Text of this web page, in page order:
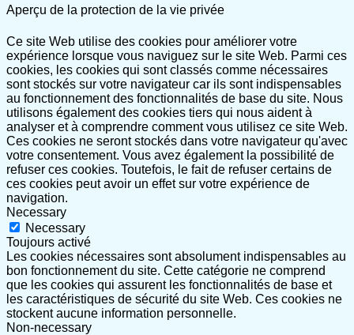
Aperçu de la protection de la vie privée
Ce site Web utilise des cookies pour améliorer votre
expérience lorsque vous naviguez sur le site Web. Parmi ces
cookies, les cookies qui sont classés comme nécessaires
sont stockés sur votre navigateur car ils sont indispensables
au fonctionnement des fonctionnalités de base du site. Nous
utilisons également des cookies tiers qui nous aident à
analyser et à comprendre comment vous utilisez ce site Web.
Ces cookies ne seront stockés dans votre navigateur qu'avec
votre consentement. Vous avez également la possibilité de
refuser ces cookies. Toutefois, le fait de refuser certains de
ces cookies peut avoir un effet sur votre expérience de
navigation.
Necessary
Necessary
Toujours activé
Les cookies nécessaires sont absolument indispensables au
bon fonctionnement du site. Cette catégorie ne comprend
que les cookies qui assurent les fonctionnalités de base et
les caractéristiques de sécurité du site Web. Ces cookies ne
stockent aucune information personnelle.
Non-necessary